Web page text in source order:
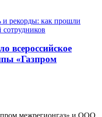
и рекорды: как прошли
сотрудников
всероссийское
«Газпром
межрегионгаз» и ООО